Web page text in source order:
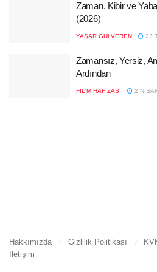
Zaman, Kibir ve
(2026)
YAŞAR GÜLVEREN 23
Zamansız, Yersiz,
Ardından
FIL'M HAFIZASI 2
Hakkımızda Gizlilik Politikası
İletişim